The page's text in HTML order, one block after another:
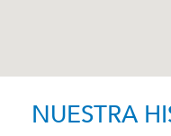
NUESTRA